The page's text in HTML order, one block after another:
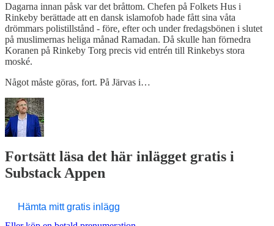
Dagarna innan påsk var det bråttom. Chefen på Folkets Hus i
Rinkeby berättade att en dansk islamofob hade fått sina våta
drömmars polistillstånd - före, efter och under fredagsbönen i slutet
på muslimernas heliga månad Ramadan. Då skulle han förnedra
Koranen på Rinkeby Torg precis vid entrén till Rinkebys stora
moské.
Något måste göras, fort. På Järvas i…
Fortsätt läsa det här inlägget gratis i
Substack Appen
Hämta mitt gratis inlägg